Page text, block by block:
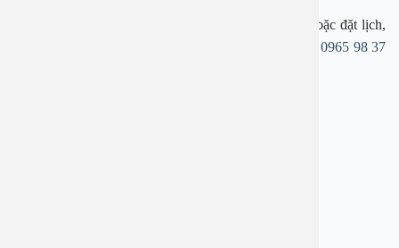
Ngay bây giờ, nếu bạn đang cần tư vấn về dịch vụ hoặc đặt lịch,
0965 98 37